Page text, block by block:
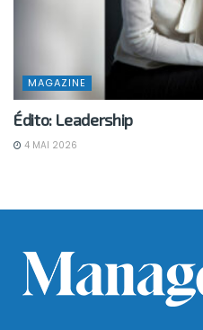
MAGAZINE
Édito: Leadership
4 MAI 2026